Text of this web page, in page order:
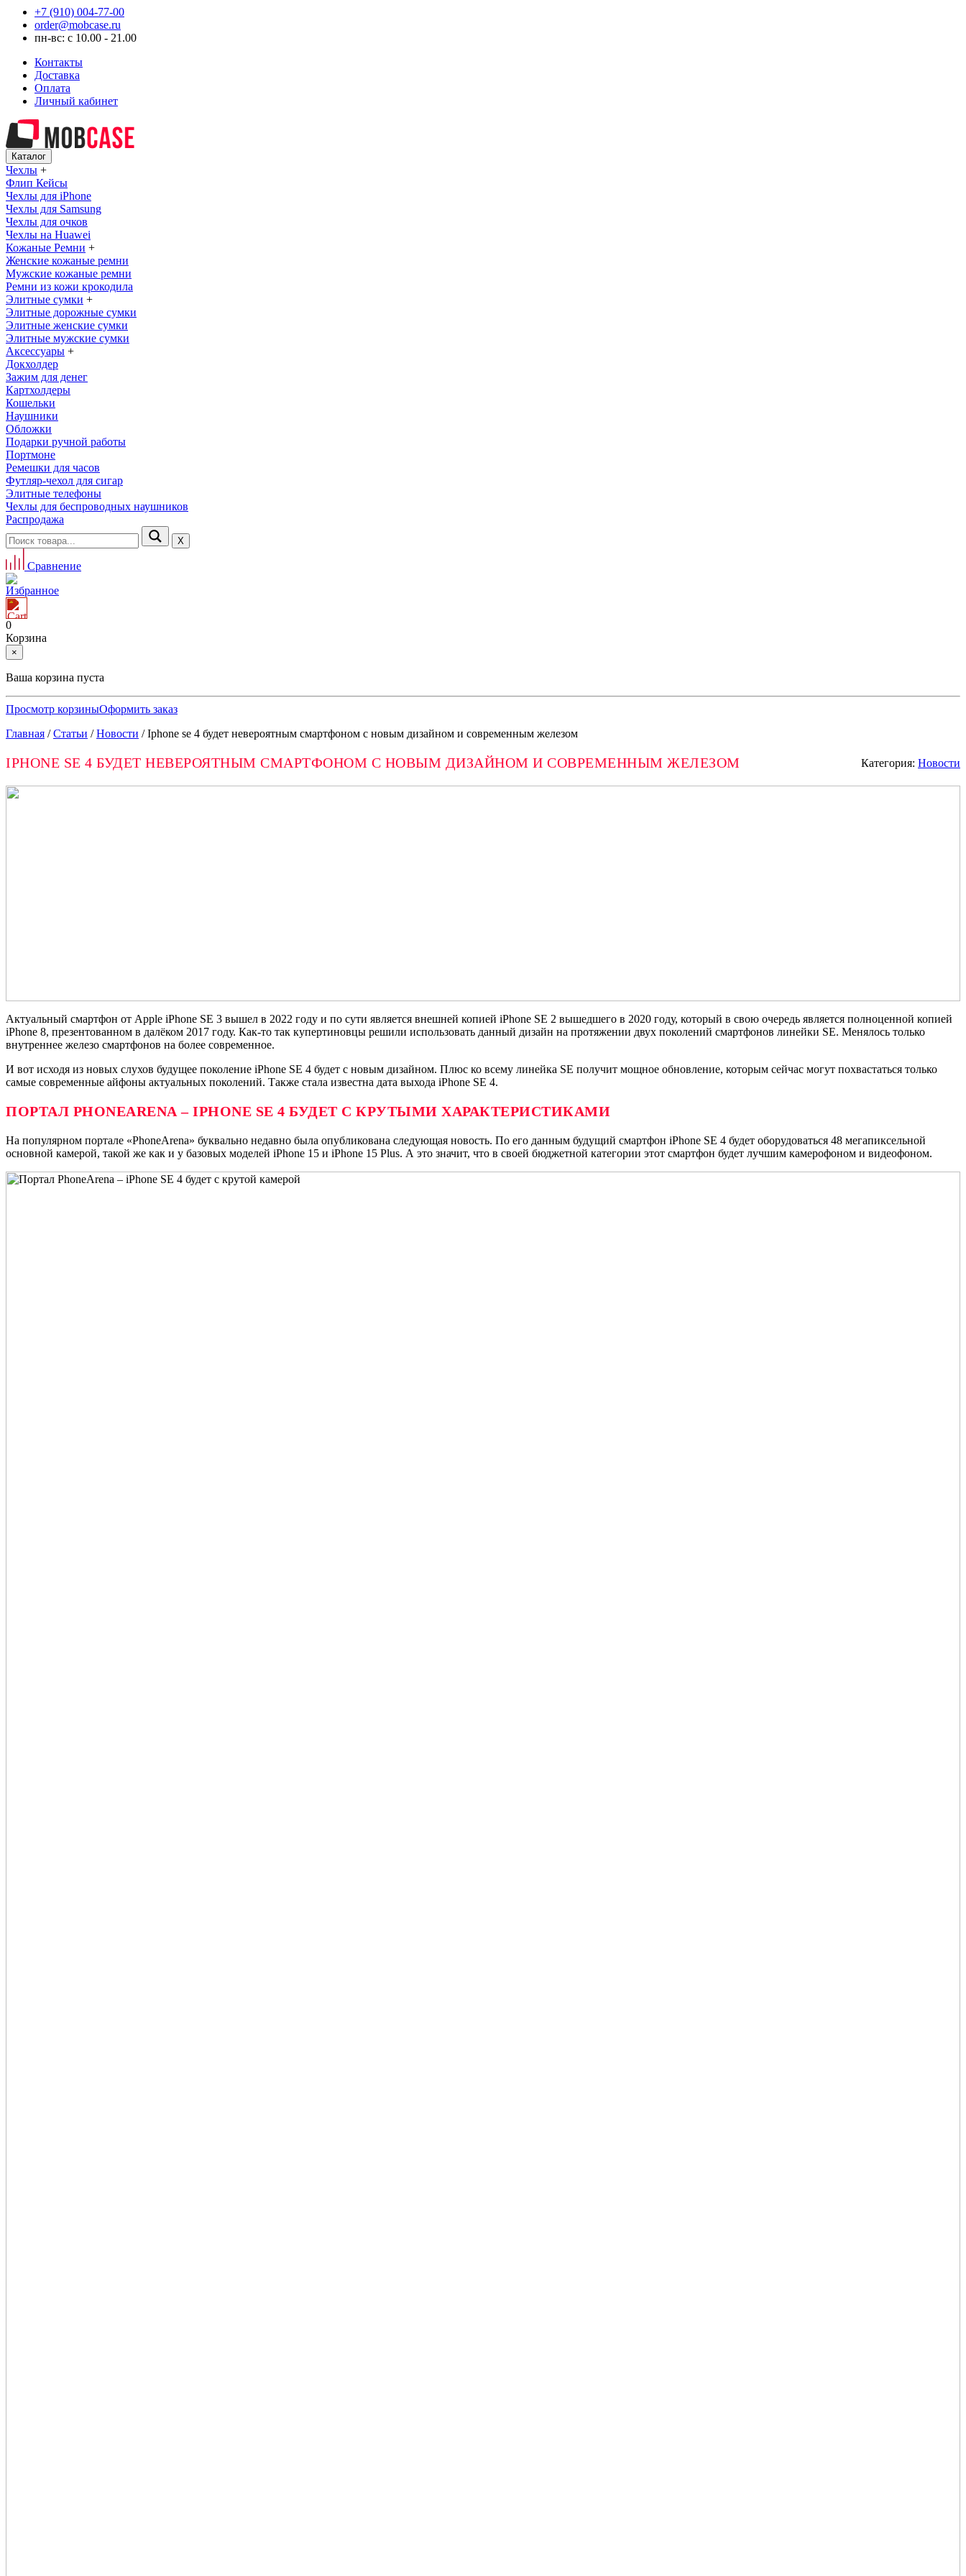
+7 (910) 004-77-00
order@mobcase.ru
пн-вс: с 10.00 - 21.00
Контакты
Доставка
Оплата
Личный кабинет
Каталог
Чехлы +
Флип Кейсы
Чехлы для iPhone
Чехлы для Samsung
Чехлы для очков
Чехлы на Huawei
Кожаные Ремни +
Женские кожаные ремни
Мужские кожаные ремни
Ремни из кожи крокодила
Элитные сумки +
Элитные дорожные сумки
Элитные женские сумки
Элитные мужские сумки
Аксессуары +
Докхолдер
Зажим для денег
Картхолдеры
Кошельки
Наушники
Обложки
Подарки ручной работы
Портмоне
Ремешки для часов
Футляр-чехол для сигар
Элитные телефоны
Чехлы для беспроводных наушников
Распродажа
Х
Сравнение
Избранное
0
Корзина
×
Ваша корзина пуста
Просмотр корзиныОформить заказ
Главная /Статьи /Новости /Iphone se 4 будет невероятным смартфоном с новым дизайном и современным железом
IPHONE SE 4 БУДЕТ НЕВЕРОЯТНЫМ СМАРТФОНОМ С НОВЫМ ДИЗАЙНОМ И СОВРЕМЕННЫМ ЖЕЛЕЗОМ Категория: Новости
Актуальный смартфон от Apple iPhone SE 3 вышел в 2022 году и по сути является внешней копией iPhone SE 2 вышедшего в 2020 году, который в свою очередь является полноценной копией
iPhone 8, презентованном в далёком 2017 году. Как-то так купертиновцы решили использовать данный дизайн на протяжении двух поколений смартфонов линейки SE. Менялось только
внутреннее железо смартфонов на более современное.
И вот исходя из новых слухов будущее поколение iPhone SE 4 будет с новым дизайном. Плюс ко всему линейка SE получит мощное обновление, которым сейчас могут похвастаться только
самые современные айфоны актуальных поколений. Также стала известна дата выхода iPhone SE 4.
ПОРТАЛ PHONEARENA – IPHONE SE 4 БУДЕТ С КРУТЫМИ ХАРАКТЕРИСТИКАМИ
На популярном портале «PhoneArena» буквально недавно была опубликована следующая новость. По его данным будущий смартфон iPhone SE 4 будет оборудоваться 48 мегапиксельной
основной камерой, такой же как и у базовых моделей iPhone 15 и iPhone 15 Plus. А это значит, что в своей бюджетной категории этот смартфон будет лучшим камерофоном и видеофоном.